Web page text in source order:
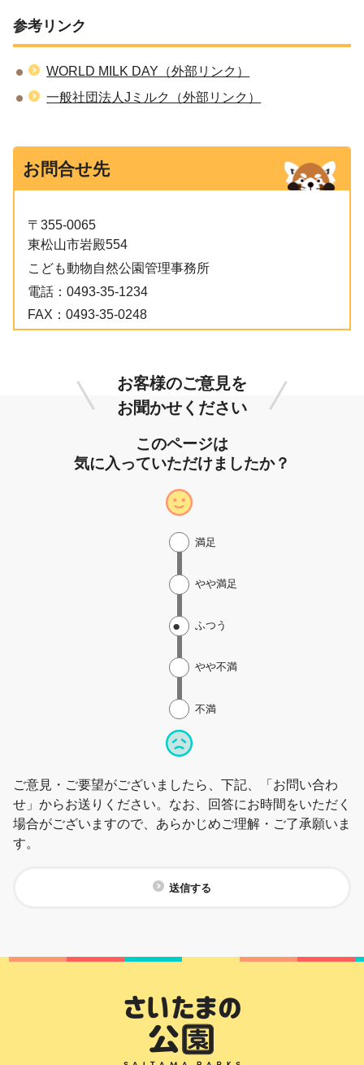
参考リンク
WORLD MILK DAY（外部リンク）
一般社団法人Jミルク（外部リンク）
お問合せ先
〒355-0065
東松山市岩殿554
こども動物自然公園管理事務所
電話： 0493-35-1234
FAX： 0493-35-0248
お客様のご意見を
お聞かせください
このページは
気に入っていただけましたか？
不満
やや不満
ふつう
やや満足
満足
ご意見・ご要望がございましたら、下記、「お問い合わ
せ」からお送りください。なお、回答にお時間をいただく
場合がございますので、あらかじめご理解・ご了承願いま
す。
送信する